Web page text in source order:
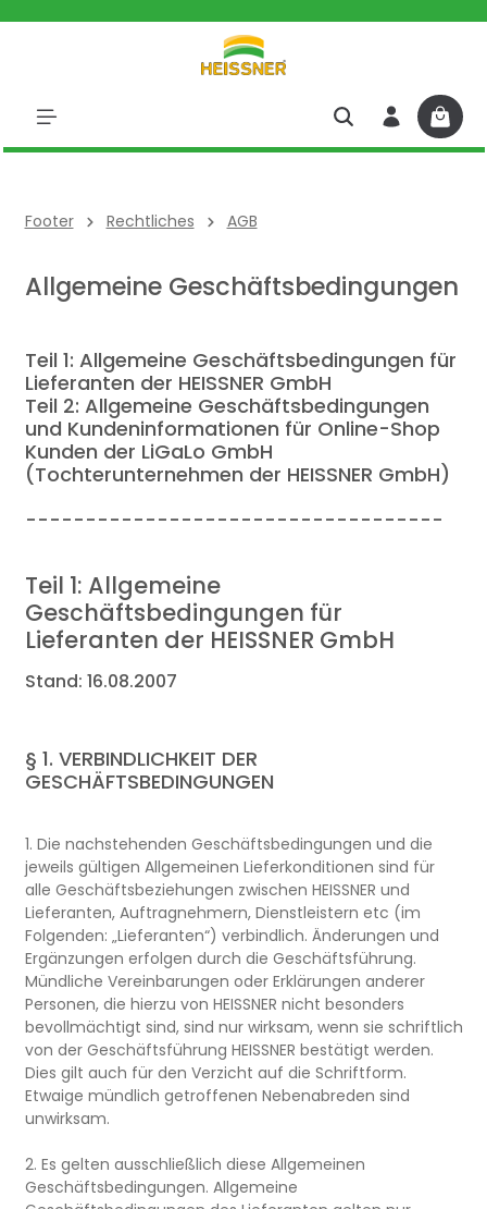
Footer Rechtliches AGB
Allgemeine Geschäftsbedingungen
Teil 1: Allgemeine Geschäftsbedingungen für
Lieferanten der HEISSNER GmbH
Teil 2: Allgemeine Geschäftsbedingungen
und Kundeninformationen für Online-Shop
Kunden der LiGaLo GmbH
(Tochterunternehmen der HEISSNER GmbH)
-----------------------------------
Teil 1: Allgemeine
Geschäftsbedingungen für
Lieferanten der HEISSNER GmbH
Stand: 16.08.2007
§ 1. VERBINDLICHKEIT DER
GESCHÄFTSBEDINGUNGEN
1. Die nachstehenden Geschäftsbedingungen und die
jeweils gültigen Allgemeinen Lieferkonditionen sind für
alle Geschäftsbeziehungen zwischen HEISSNER und
Lieferanten, Auftragnehmern, Dienstleistern etc (im
Folgenden: „Lieferanten“) verbindlich. Änderungen und
Ergänzungen erfolgen durch die Geschäftsführung.
Mündliche Vereinbarungen oder Erklärungen anderer
Personen, die hierzu von HEISSNER nicht besonders
bevollmächtigt sind, sind nur wirksam, wenn sie schriftlich
von der Geschäftsführung HEISSNER bestätigt werden.
Dies gilt auch für den Verzicht auf die Schriftform.
Etwaige mündlich getroffenen Nebenabreden sind
unwirksam.
2. Es gelten ausschließlich diese Allgemeinen
Geschäftsbedingungen. Allgemeine